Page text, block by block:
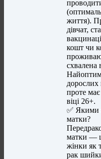
життя).
дівчат,
кошт чи
схвалена
проте
віці 26+.
✅ Якими
матки?
матки —
жінки як
рак